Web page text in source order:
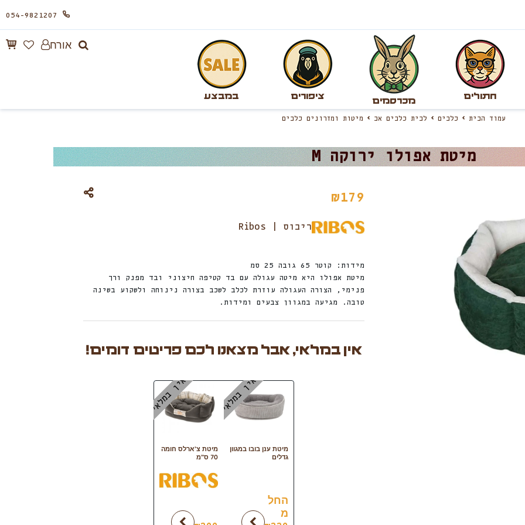
054-9821207
חתולים
מכרסמים
ציפורים במבצע
אורח
עמוד הבית כלבים לבית כלבים אב מיטות ומזרונים כלבים
מיטת אפולו ירוקה M
₪179
ריבוס | Ribos
מידות: קוטר 65 גובה 25 סמ
מיטת אפולו היא מיטה עגולה עם בד קטיפה חיצוני ובד מפנק ורך
פנימי, הצורה העגולה עוזרת לכלב לשכב בצורה נינוחה ולשקוע בשינה
טובה. מגיעה במגוון צבעים ומידות.
אין במלאי, אבל מצאנו לכם פריטים דומים!
מיטת ענן בובו במגוון
גדלים
החל
מ
אין במלאי
מיטת צ’ארלס חומה
70 ס”מ
אין במלאי